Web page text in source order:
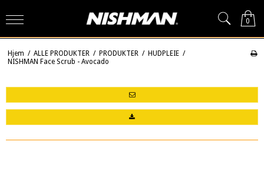
0
Hjem / ALLE PRODUKTER / PRODUKTER / HUDPLEIE /
NISHMAN Face Scrub - Avocado